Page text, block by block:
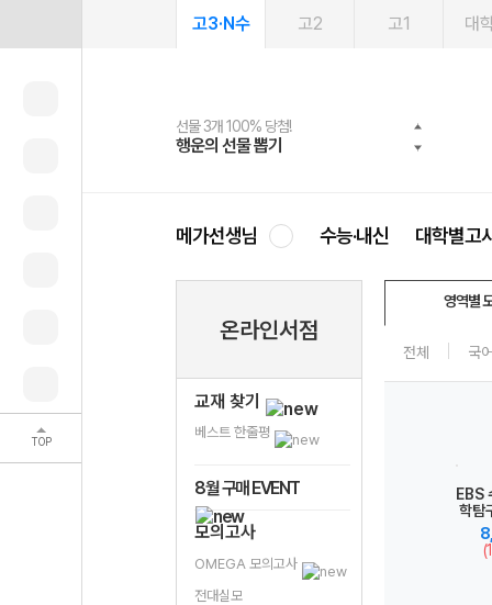
TOP
고3·N수 고2 고1 대
선물 3개 100% 당첨!
행운의 선물 뽑기
선물 100% 증정!
메가스터디 X 올리브
여름방학 스터디 캐시백
메가런 썸머스쿨
2027 러셀 단과
강사 공개선발
스마트러닝앱
설문 EVENT
메가패스
3일 무료 체험권
메가패스 수강생 무료혜택!
메가클럽 멤버십
사회공헌 캠페인
희망이룸 메가나눔
메가선생님 수능·내신 대학별고
온라인서점
교재 찾기
베스트 한줄평
8월 구매 EVENT
모의고사
OMEGA 모의고사
전대실모
영역별
전체 국
완자 고등 지구시
스템과학-22개
정 (2026년)
18,000원
EBS
학탐
과
메가스터디 N제 통합과학2 696